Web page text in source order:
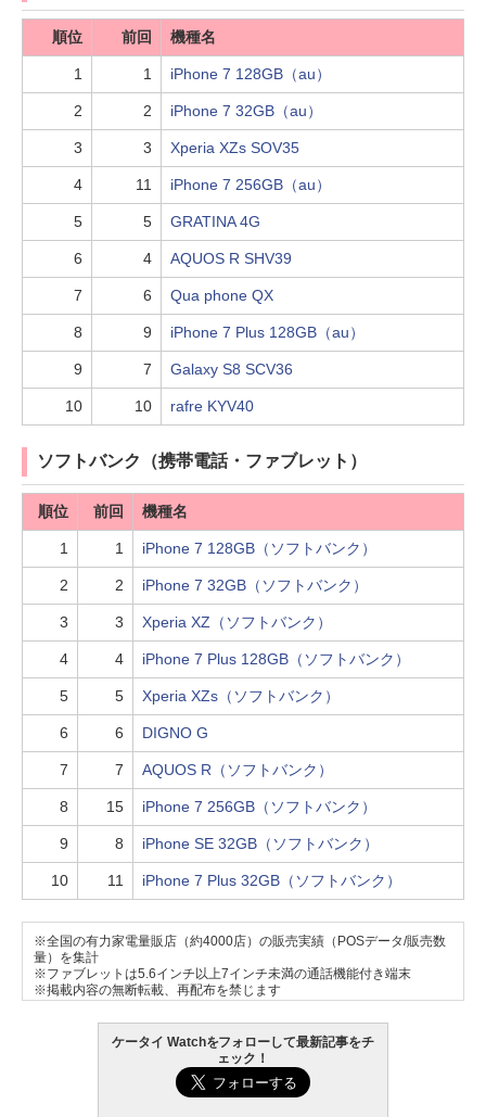
順位 前回 機種名
1 1 iPhone 7 128GB（au）
2 2 iPhone 7 32GB（au）
3 3 Xperia XZs SOV35
4 11 iPhone 7 256GB（au）
5 5 GRATINA 4G
6 4 AQUOS R SHV39
7 6 Qua phone QX
8 9 iPhone 7 Plus 128GB（au）
9 7 Galaxy S8 SCV36
10 10 rafre KYV40
ソフトバンク（携帯電話・ファブレット）
順位 前回 機種名
1 1 iPhone 7 128GB（ソフトバンク）
2 2 iPhone 7 32GB（ソフトバンク）
3 3 Xperia XZ（ソフトバンク）
4 4 iPhone 7 Plus 128GB（ソフトバンク）
5 5 Xperia XZs（ソフトバンク）
6 6 DIGNO G
7 7 AQUOS R（ソフトバンク）
8 15 iPhone 7 256GB（ソフトバンク）
9 8 iPhone SE 32GB（ソフトバンク）
10 11 iPhone 7 Plus 32GB（ソフトバンク）
※全国の有力家電量販店（約4000店）の販売実績（POSデータ/販売数
量）を集計
※ファブレットは5.6インチ以上7インチ未満の通話機能付き端末
※掲載内容の無断転載、再配布を禁じます
ケータイ Watchをフォローして最新記事をチ
ェック！